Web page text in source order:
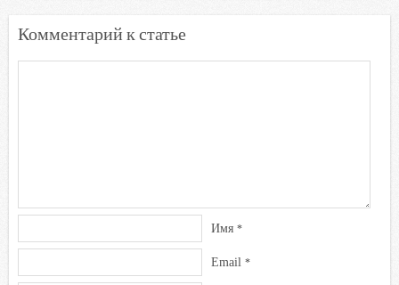
Комментарий к статье
Имя *
Email *